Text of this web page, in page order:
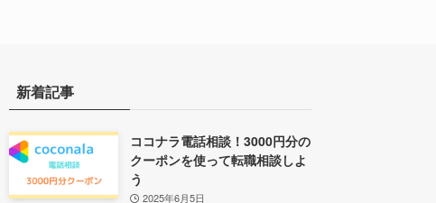
新着記事
ココナラ電話相談！3000円分の
クーポンを使って転職相談しよ
う
2025年6月5日